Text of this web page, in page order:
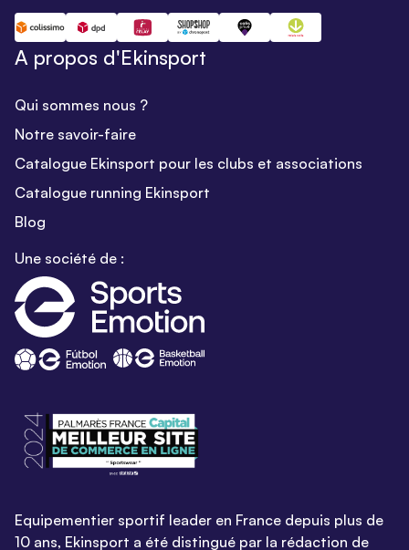
A propos d'Ekinsport
Qui sommes nous ?
Notre savoir-faire
Catalogue Ekinsport pour les clubs et associations
Catalogue running Ekinsport
Blog
Une société de :
Equipementier sportif leader en France depuis plus de
10 ans, Ekinsport a été distingué par la rédaction de